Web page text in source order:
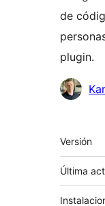
de
plugin.
Meta
Versión
Última